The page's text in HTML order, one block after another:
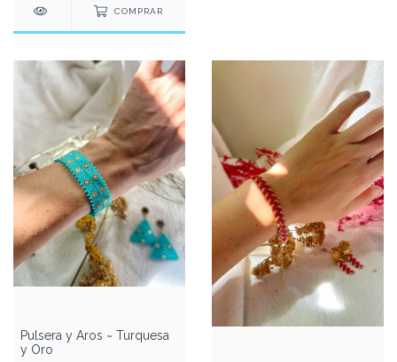
COMPRAR
Pulsera y Aros ~ Turquesa
y Oro